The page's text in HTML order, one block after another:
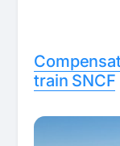
train SNCF